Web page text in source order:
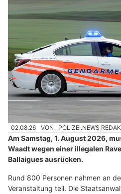
02.08.26 VON POLIZEI.NEWS
Am Samstag, 1. August 2026,
Waadt wegen einer illegalen
Ballaigues ausrücken.
Rund 800 Personen nahmen an
Veranstaltung teil. Die